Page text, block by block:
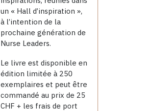
un « Hall d’inspiration »,
à l’intention de la
prochaine génération de
Nurse Leaders.
Le livre est disponible en
édition limitée à 250
exemplaires et peut être
commandé au prix de 25
CHF + les frais de port